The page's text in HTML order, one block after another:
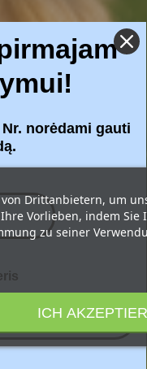
Drittanbietern, um
Vorlieben, indem Sie
zu seiner
ICH
norėdami gauti